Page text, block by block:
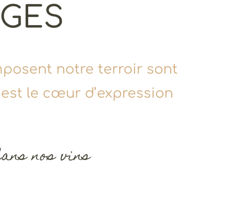
notre terroir sont
le cœur d’expression
nos vins